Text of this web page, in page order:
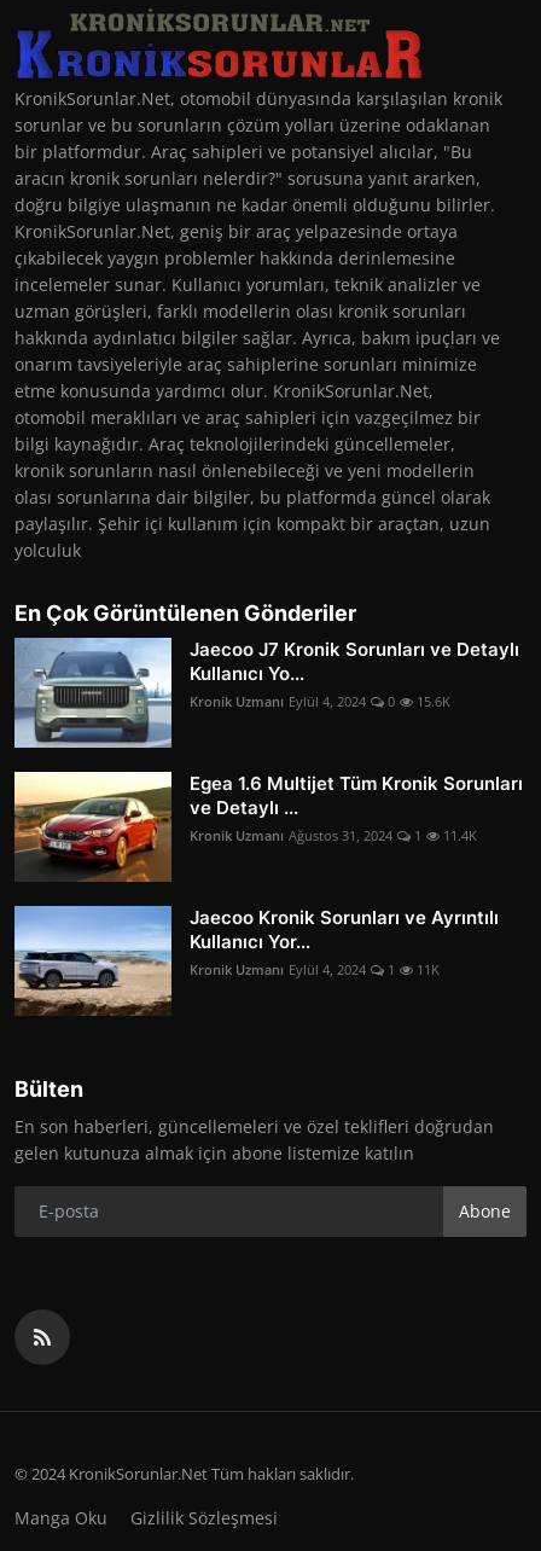
KronikSorunlar.Net, otomobil dünyasında karşılaşılan kronik
sorunlar ve bu sorunların çözüm yolları üzerine odaklanan
bir platformdur. Araç sahipleri ve potansiyel alıcılar, "Bu
aracın kronik sorunları nelerdir?" sorusuna yanıt ararken,
doğru bilgiye ulaşmanın ne kadar önemli olduğunu bilirler.
KronikSorunlar.Net, geniş bir araç yelpazesinde ortaya
çıkabilecek yaygın problemler hakkında derinlemesine
incelemeler sunar. Kullanıcı yorumları, teknik analizler ve
uzman görüşleri, farklı modellerin olası kronik sorunları
hakkında aydınlatıcı bilgiler sağlar. Ayrıca, bakım ipuçları ve
onarım tavsiyeleriyle araç sahiplerine sorunları minimize
etme konusunda yardımcı olur. KronikSorunlar.Net,
otomobil meraklıları ve araç sahipleri için vazgeçilmez bir
bilgi kaynağıdır. Araç teknolojilerindeki güncellemeler,
kronik sorunların nasıl önlenebileceği ve yeni modellerin
olası sorunlarına dair bilgiler, bu platformda güncel olarak
paylaşılır. Şehir içi kullanım için kompakt bir araçtan, uzun
yolculuk
En Çok Görüntülenen Gönderiler
Jaecoo J7 Kronik Sorunları ve Detaylı
Kullanıcı Yo...
Kronik Uzmanı Eylül 4, 2024 0 15.6K
Egea 1.6 Multijet Tüm Kronik Sorunları
ve Detaylı ...
Kronik Uzmanı Ağustos 31, 2024 1 11.4K
Jaecoo Kronik Sorunları ve Ayrıntılı
Kullanıcı Yor...
Kronik Uzmanı Eylül 4, 2024 1 11K
Bülten
En son haberleri, güncellemeleri ve özel teklifleri doğrudan
gelen kutunuza almak için abone listemize katılın
Abone
© 2024 KronikSorunlar.Net Tüm hakları saklıdır.
Manga Oku Gizlilik Sözleşmesi